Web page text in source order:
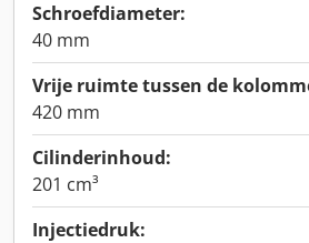
Schroefdiameter:
40 mm
Vrije ruimte tussen de
420 mm
Cilinderinhoud:
201 cm³
Injectiedruk: